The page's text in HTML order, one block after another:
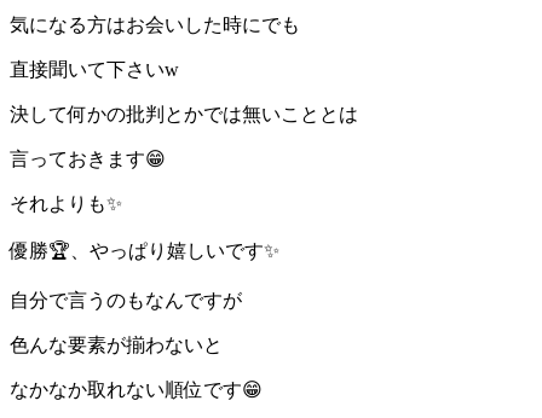
気になる方はお会いした時にでも
直接聞いて下さいw
決して何かの批判とかでは無いこととは
言っておきます😁
それよりも✨
優勝🏆、やっぱり嬉しいです✨
自分で言うのもなんですが
色んな要素が揃わないと
なかなか取れない順位です😁